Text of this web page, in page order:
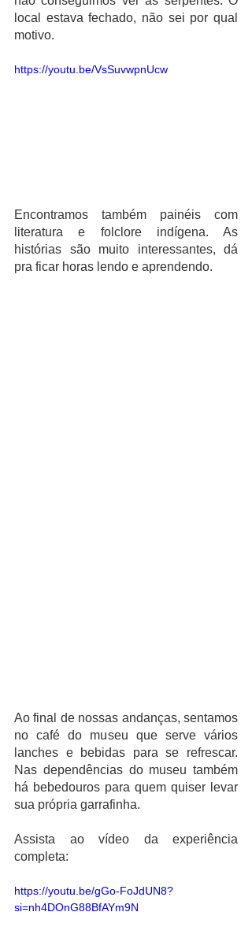
local estava fechado, não sei por qual
motivo.
https://youtu.be/VsSuvwpnUcw
Encontramos também painéis com
literatura e folclore indígena. As
histórias são muito interessantes, dá
pra ficar horas lendo e aprendendo.
Ao final de nossas andanças, sentamos
no café do museu que serve vários
lanches e bebidas para se refrescar.
Nas dependências do museu também
há bebedouros para quem quiser levar
sua própria garrafinha.
Assista ao vídeo da experiência
completa:
https://youtu.be/gGo-FoJdUN8?
si=nh4DOnG88BfAYm9N